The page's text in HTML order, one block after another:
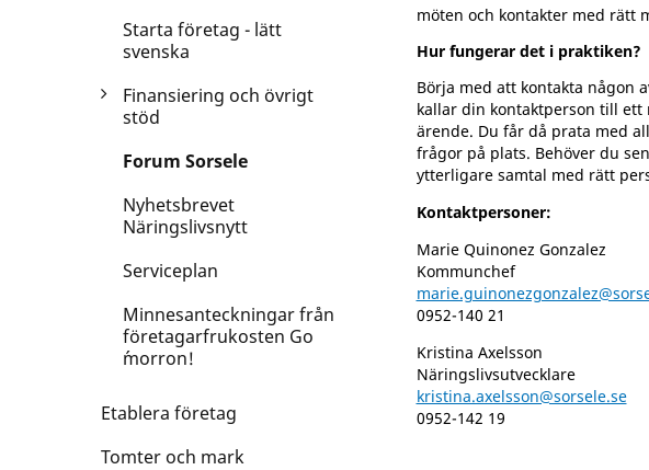
Starta företag - lätt
svenska
Finansiering och övrigt
stöd
Forum Sorsele
Nyhetsbrevet
Näringslivsnytt
Serviceplan
Minnesanteckningar från
företagarfrukosten Go
´morron!
Etablera företag
Tomter och mark
möten och kontakter med rätt
Hur fungerar det i praktiken?
Börja med att kontakta någon
kallar din kontaktperson till ett
ärende. Du får då prata med
frågor på plats. Behöver du
ytterligare samtal med rätt
Kontaktpersoner:
Marie Quinonez Gonzalez
Kommunchef
0952-140 21
Kristina Axelsson
Näringslivsutvecklare
kristina.axelsson@sorsele.se
0952-142 19